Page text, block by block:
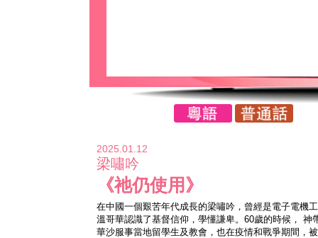
2025.01.12
梁嘯吟
《祂仍使用》
在中國一個艱苦年代成長的梁嘯吟，曾經是電子電機
溫哥華認識了基督信仰，學懂謙卑。60歲的時候， 神
華沙服事當地留學生及教會，也在疫情和戰爭期間，